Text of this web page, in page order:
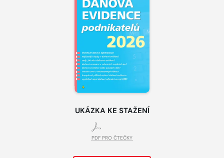
UKÁZKA KE STAŽENÍ
PDF PRO ČTEČKY